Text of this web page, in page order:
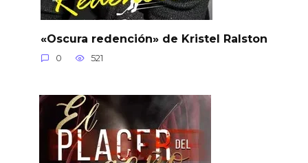
«Oscura redención» de Kristel Ralston
0 521